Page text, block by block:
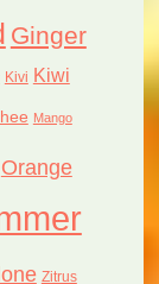
Ginger
Kivi Kiwi
Mango
Orange
Zitrus